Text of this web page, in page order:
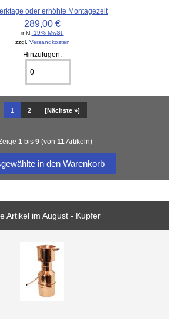
oder erhöhte Montagezeit
289,00 €
inkl.
19% MwSt.
zzgl. Versandkosten
Hinzufügen:
1 2 [Nächste »]
1 bis 9 (von 11 Artikeln)
Artikel im August - Kupfer